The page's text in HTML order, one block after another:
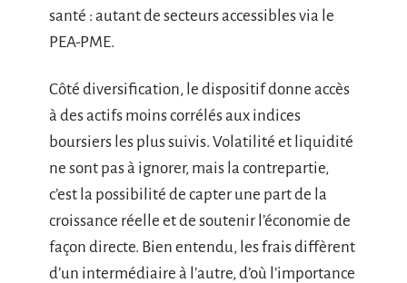
santé : autant de secteurs accessibles via le
PEA-PME.
Côté diversification, le dispositif donne accès
à des actifs moins corrélés aux indices
boursiers les plus suivis. Volatilité et liquidité
ne sont pas à ignorer, mais la contrepartie,
c’est la possibilité de capter une part de la
croissance réelle et de soutenir l’économie de
façon directe. Bien entendu, les frais diffèrent
d’un intermédiaire à l’autre, d’où l’importance